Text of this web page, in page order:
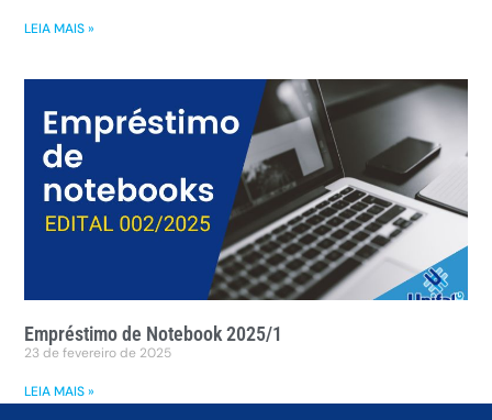
LEIA MAIS »
Empréstimo de Notebook 2025/1
23 de fevereiro de 2025
LEIA MAIS »